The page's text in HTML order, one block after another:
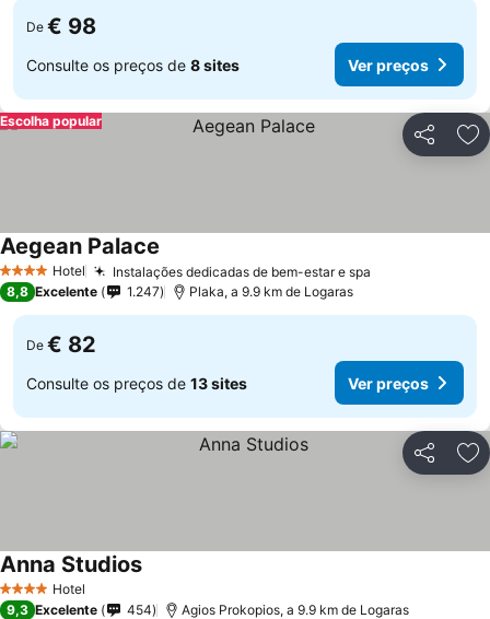
De € 98
Consulte os preços de 8 sites Ver preços
Partilhar
Escolha popular
4 EstrelasHotel Instalações dedicadas de bem-estar e spa
Aegean Palace
8,8 Excelente 1.247 Plaka, a 9.9 km de Logaras
De € 82
Consulte os preços de 13 sites Ver preços
Partilhar
4 EstrelasHotel
Anna Studios
9,3 Excelente 454 Agios Prokopios, a 9.9 km de Logaras